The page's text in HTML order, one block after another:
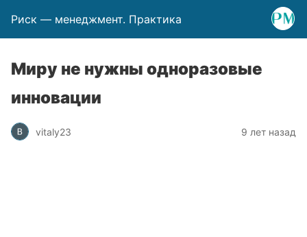
Риск — менеджмент. Практика
Миру не нужны одноразовые
инновации
vitaly23 9 лет назад